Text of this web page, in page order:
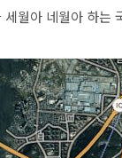
월아 네월아 하는